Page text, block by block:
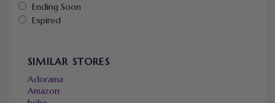
Ending Soon
Expired
SIMILAR STORES
Adorama
Amazon